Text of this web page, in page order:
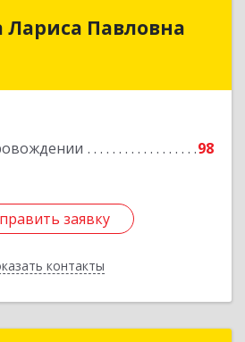
Лариса Павловна
98
заявку
контакты
заявку
Назад